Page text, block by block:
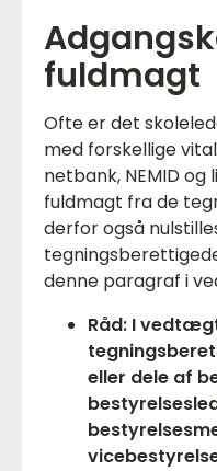
fuldmagt
Ofte er det
med forskellige
netbank, NEMID og
fuldmagt fra de
derfor også
denne paragraf i
Råd: I
eller dele af